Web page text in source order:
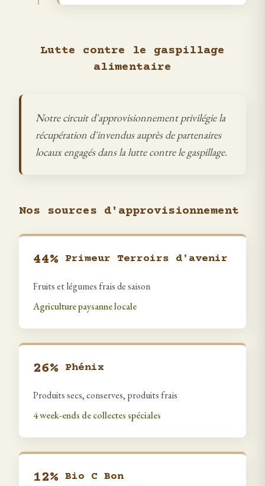
Lutte contre le gaspillage
alimentaire
Notre circuit d'approvisionnement privilégie la
récupération d'invendus auprès de partenaires
locaux engagés dans la lutte contre le gaspillage.
Nos sources d'approvisionnement
44% Primeur Terroirs d'avenir
Fruits et légumes frais de saison
Agriculture paysanne locale
26% Phénix
Produits secs, conserves, produits frais
4 week-ends de collectes spéciales
12% Bio C Bon